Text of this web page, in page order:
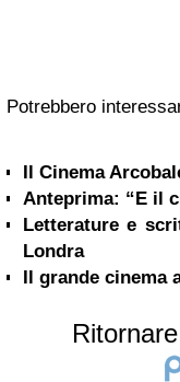
Potrebbero
Il Cinema
Anteprima: “E il
Letterature e
Londra
Il grande cinema